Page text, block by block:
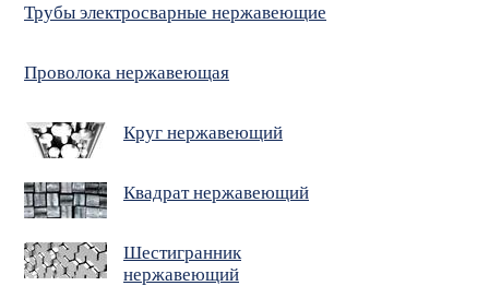
Трубы электросварные нержавеющие
Проволока нержавеющая
Круг нержавеющий
Квадрат нержавеющий
Шестигранник
нержавеющий